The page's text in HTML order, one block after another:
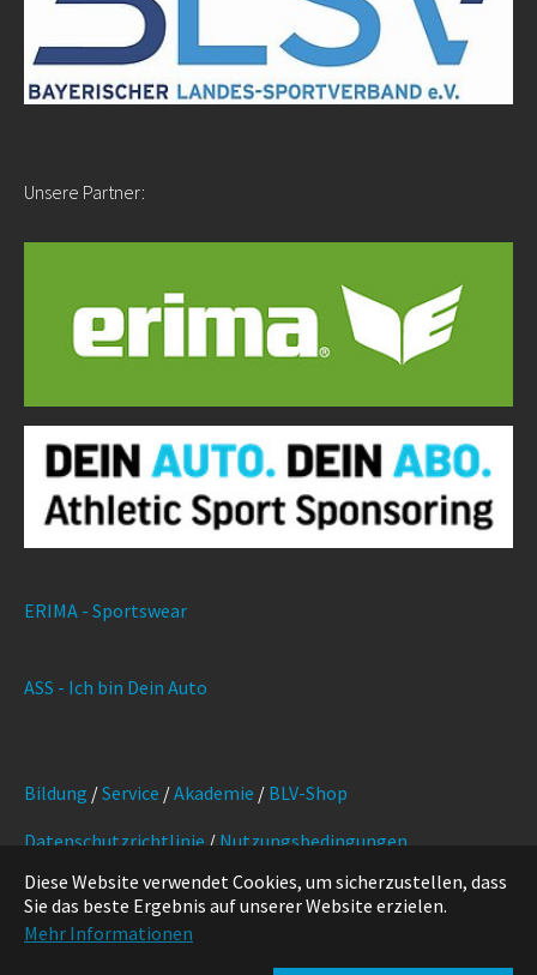
Diese Website verwendet Cookies, um sicherzustellen, dass
Sie das beste Ergebnis auf unserer Website erzielen.
Mehr Informationen
Unsere Partner:
ERIMA - Sportswear
ASS - Ich bin Dein Auto
Bildung /Service /Akademie / BLV-Shop
Datenschutzrichtlinie / Nutzungsbedingungen
Marketing/Kontakt/Impressum